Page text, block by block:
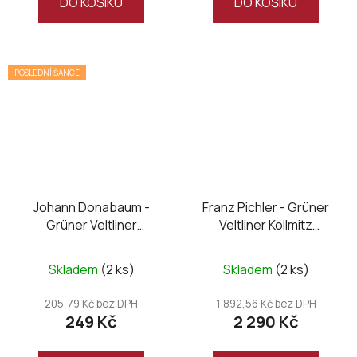
POSLEDNÍ ŠANCE
Johann Donabaum -
Grüner Veltliner
2025
Skladem (2 ks)
205,79 Kč bez DPH
249 Kč
Franz Pichler - Grüner
Veltliner Kollmitz
Skladem (2 ks)
1 892,56 Kč bez DPH
2 290 Kč